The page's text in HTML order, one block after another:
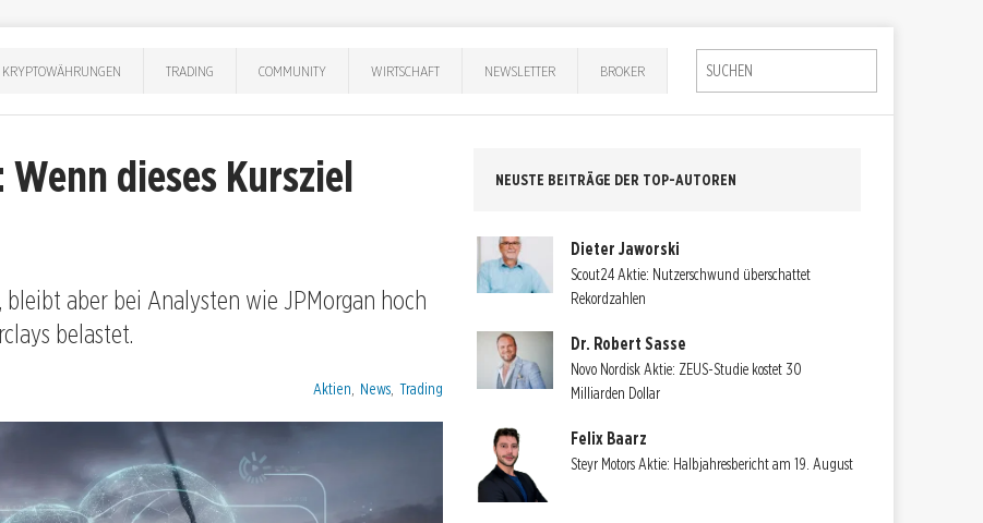
KRYPTOWÄHRUNGEN TRADING COMMUNITY WIRTSCHAFT NEWSLETTER BROKER
dieses Kursziel
aber bei Analysten wie JPMorgan hoch
belastet.
Kategorien:
Aktien News Trading
NEUSTE BEITRÄGE DER TOP-AUTOREN
Dieter Jaworski
Scout24 Aktie: Nutzerschwund überschattet
Rekordzahlen
Dr. Robert Sasse
Novo Nordisk Aktie: ZEUS-Studie kostet 30
Milliarden Dollar
Felix Baarz
Steyr Motors Aktie: Halbjahresbericht am 19. August